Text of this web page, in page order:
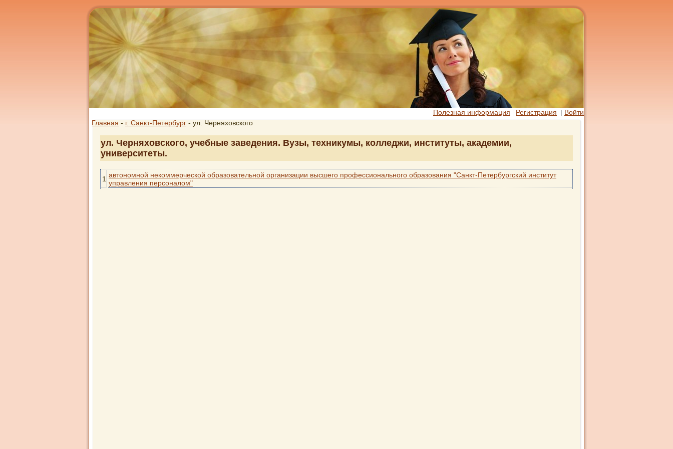
Полезная информация Регистрация
Войти
Главная - г. Санкт-Петербург - ул. Черняховского
ул. Черняховского, учебные заведения. Вузы, техникумы, колледжи, институты, академии,
университеты.
1 автономной некоммерческой образовательной организации высшего профессионального образования "Санкт-Петербургский институт
управления персоналом"